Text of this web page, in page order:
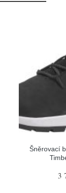
Šněrovací
3